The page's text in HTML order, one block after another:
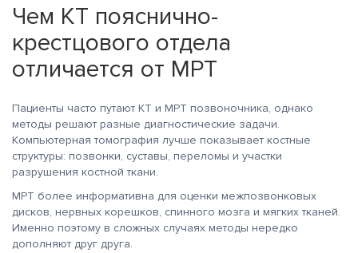
Чем КТ пояснично-
крестцового отдела
отличается от МРТ
Пациенты часто путают КТ и МРТ позвоночника, однако
методы решают разные диагностические задачи.
Компьютерная томография лучше показывает костные
структуры: позвонки, суставы, переломы и участки
разрушения костной ткани.
МРТ более информативна для оценки межпозвонковых
дисков, нервных корешков, спинного мозга и мягких тканей.
Именно поэтому в сложных случаях методы нередко
дополняют друг друга.